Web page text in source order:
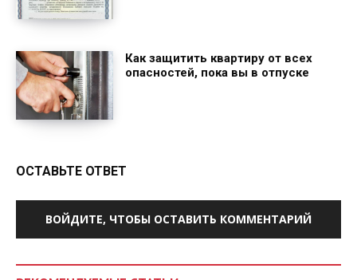
Как защитить квартиру от всех
опасностей, пока вы в отпуске
ОСТАВЬТЕ ОТВЕТ
ВОЙДИТЕ, ЧТОБЫ ОСТАВИТЬ КОММЕНТАРИЙ